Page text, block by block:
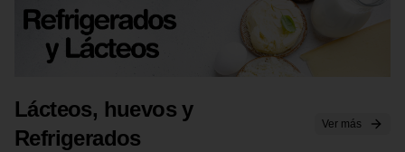
Lácteos, huevos y
Refrigerados
Ver más